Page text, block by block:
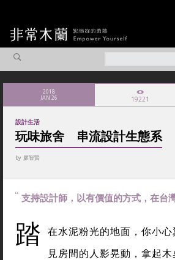
觀點專欄
焦點企劃
社會企業
2018
JAN 26 19221
設計生活
玩味旅舍 串流設計生態系
by 廖智賢
支持設計師，以有價值的方式，在台
踏 在水泥粉光的地面，你小
見房間的人影晃動，拿起木